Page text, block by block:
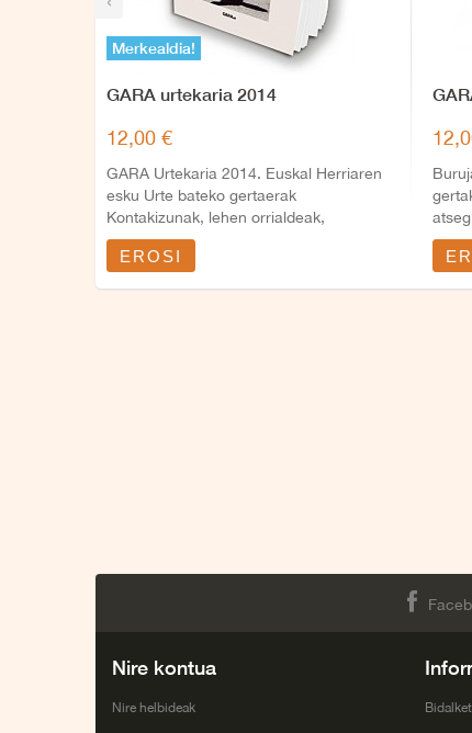
Merkealdia!
GARA urtekaria 2014
12,00 €
GARA Urtekaria 2014. Euskal Herriaren
esku Urte bateko gertaerak
Kontakizunak, lehen orrialdeak,
grafikoak,...
EROSI
Nire kontua
Nire helbideak